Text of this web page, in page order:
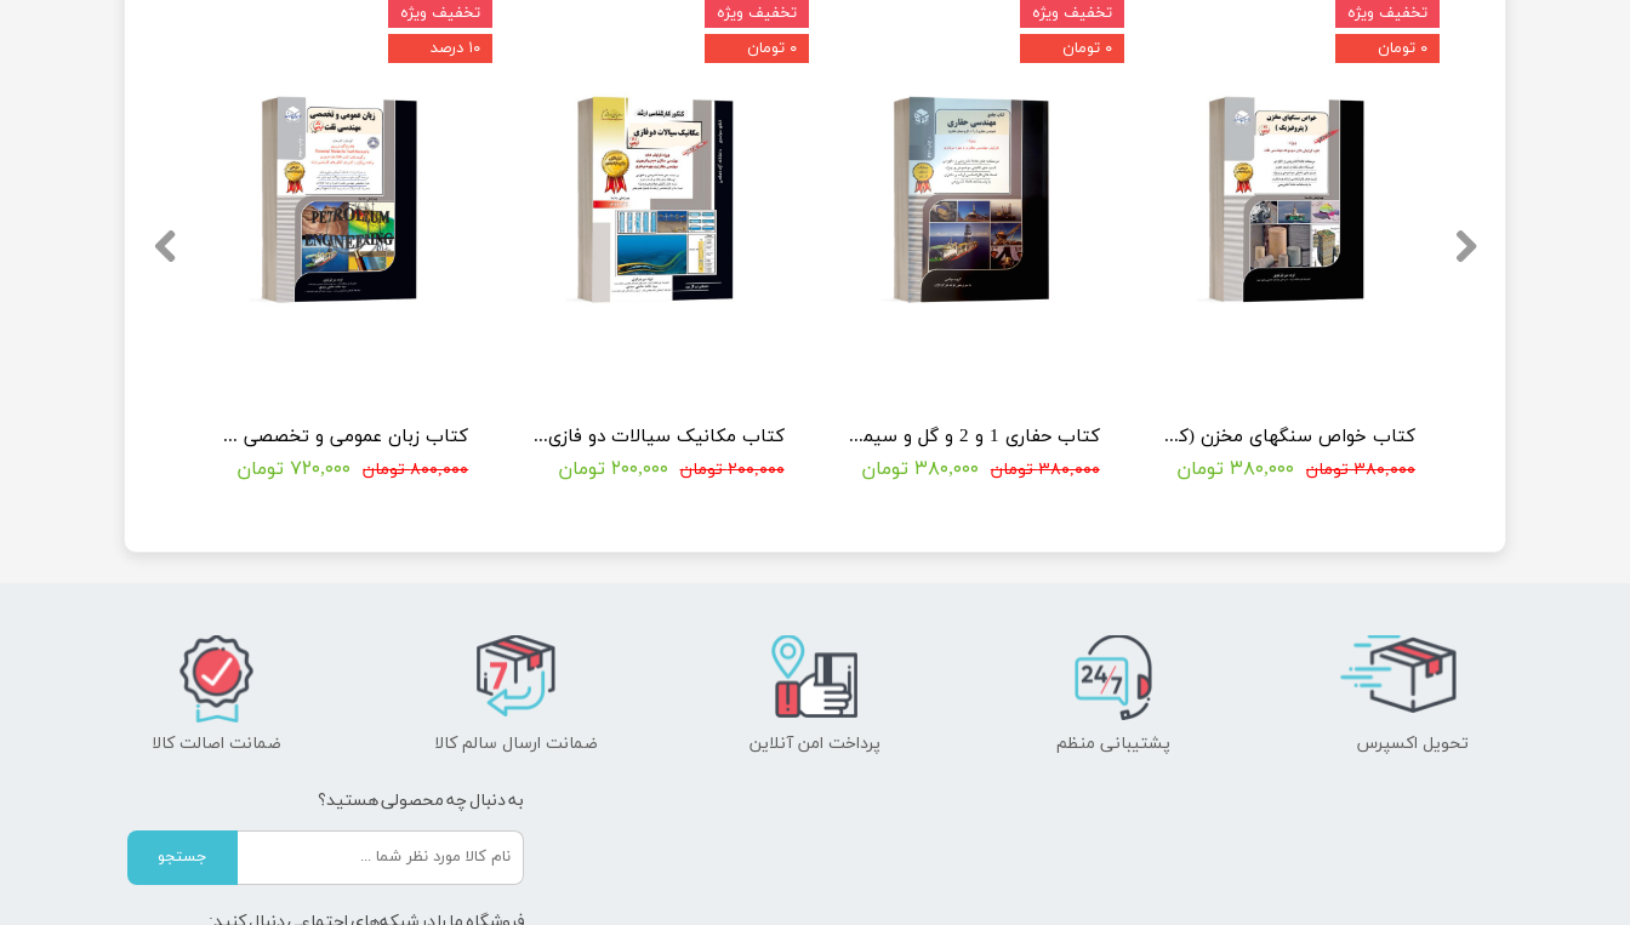
کتاب زبان عمومی و تخصصی مهندسی نفت (کتب ویژه کنکور دکتری مهندسی نفت)
۸۰۰,۰۰۰ تومان ۷۲۰,۰۰۰ تومان
تخفیف ویژه
۱۰ درصد
کتاب مکانیک سیالات دو فازی (کتب ویژه کنکور دکتری مهندسی نفت)
۲۰۰,۰۰۰ تومان ۲۰۰,۰۰۰ تومان
تخفیف ویژه
۰ تومان
کتاب حفاری 1 و 2 و گل و سیمان حفاری (کتب ویژه کنکور دکتری مهندسی نفت)
۳۸۰,۰۰۰ تومان ۳۸۰,۰۰۰ تومان
تخفیف ویژه
۰ تومان
کتاب خواص سنگهای مخزن (کتب ویژه کنکور دکتری مهندسی نفت)
۳۸۰,۰۰۰ تومان ۳۸۰,۰۰۰ تومان
تخفیف ویژه
۰ تومان
تحویل اکسپرس پشتیبانی منظم پرداخت امن آنلاین ضمانت ارسال سالم کالا ضمانت اصالت کالا
به دنبال چه محصولی هستید؟
جستجو